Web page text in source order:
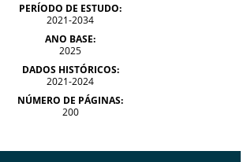
PERÍODO DE ESTUDO:
2021-2034
ANO BASE:
2025
DADOS HISTÓRICOS:
2021-2024
NÚMERO DE PÁGINAS:
200